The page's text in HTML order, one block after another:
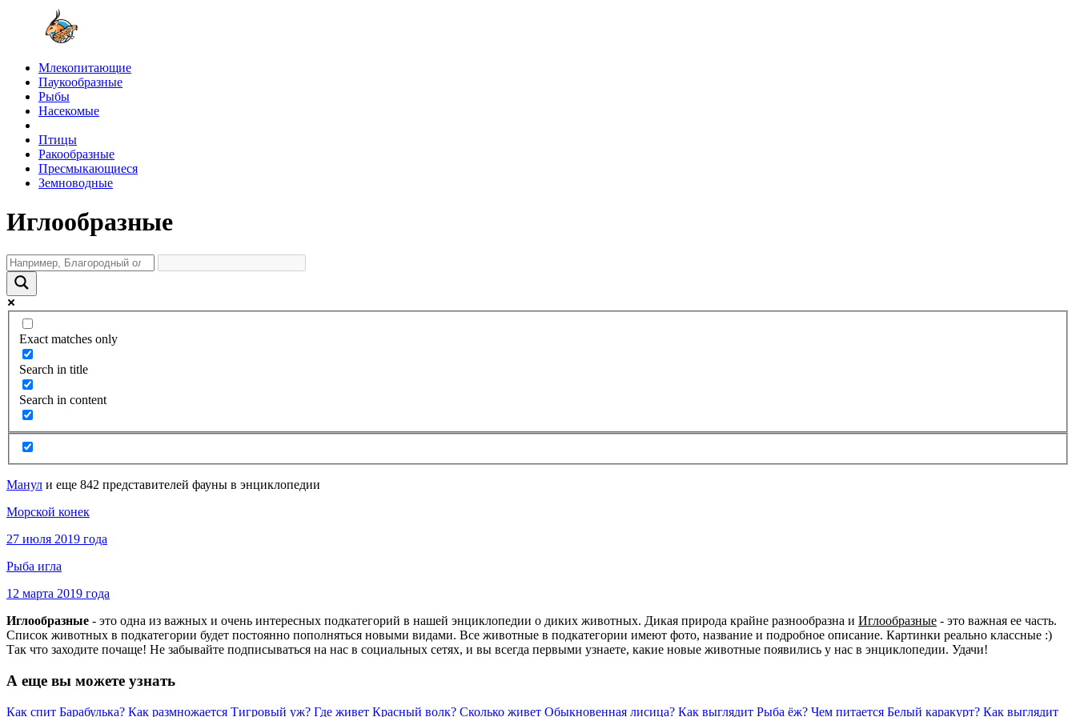
Млекопитающие
Паукообразные
Рыбы
Насекомые
Птицы
Ракообразные
Пресмыкающиеся
Земноводные
Иглообразные
Exact matches only
Search in title
Search in content
Манул и еще 842 представителей фауны в энциклопедии
Морской конек
27 июля 2019 года
Рыба игла
12 марта 2019 года
Иглообразные - это одна из важных и очень интересных подкатегорий в нашей энциклопедии о диких животных. Дикая природа крайне разнообразна и Иглообразные - это важная ее часть.
Список животных в подкатегории будет постоянно пополняться новыми видами. Все животные в подкатегории имеют фото, название и подробное описание. Картинки реально классные :)
Так что заходите почаще! Не забывайте подписываться на нас в социальных сетях, и вы всегда первыми узнаете, какие новые животные появились у нас в энциклопедии. Удачи!
А еще вы можете узнать
Как спит Барабулька? Как размножается Тигровый уж? Где живет Красный волк? Сколько живет Обыкновенная лисица? Как выглядит Рыба ёж? Чем питается Белый каракурт? Как выглядит